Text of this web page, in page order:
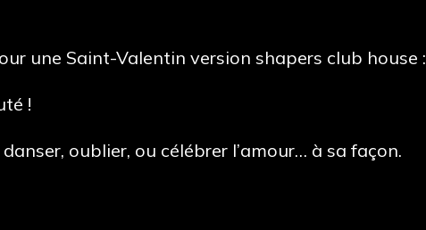
une Saint-Valentin version shapers club house :
!
oublier, ou célébrer l’amour… à sa façon.